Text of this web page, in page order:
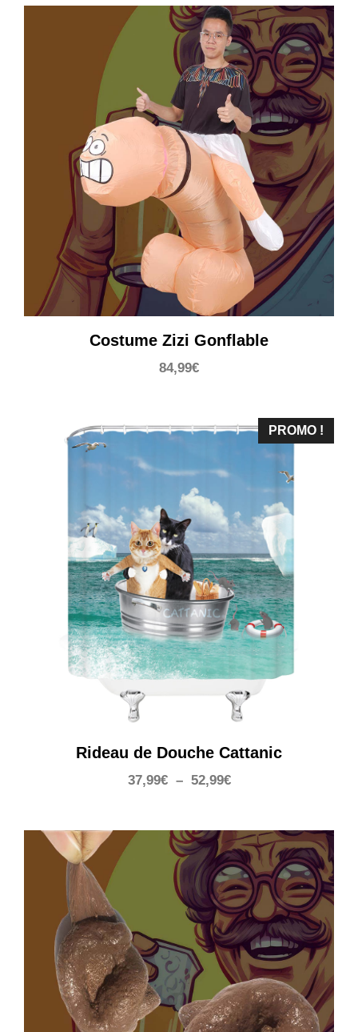
Costume Zizi Gonflable
84,99€
PROMO !
Rideau de Douche Cattanic
37,99€ – 52,99€Plage
37,99€
à
52,99€